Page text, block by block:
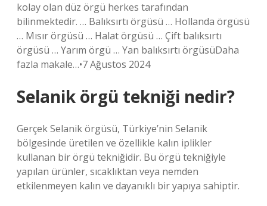
kolay olan düz örgü herkes tarafından
bilinmektedir. … Balıksırtı örgüsü … Hollanda örgüsü
… Mısır örgüsü … Halat örgüsü … Çift balıksırtı
örgüsü … Yarım örgü … Yan balıksırtı örgüsüDaha
fazla makale…•7 Ağustos 2024
Selanik örgü tekniği nedir?
Gerçek Selanik örgüsü, Türkiye’nin Selanik
bölgesinde üretilen ve özellikle kalın iplikler
kullanan bir örgü tekniğidir. Bu örgü tekniğiyle
yapılan ürünler, sıcaklıktan veya nemden
etkilenmeyen kalın ve dayanıklı bir yapıya sahiptir.